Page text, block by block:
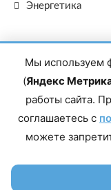
Энергетика
Главный редактор
редакции: 8(988)-
Дагестан, г.
Копирование и
цитирование возможно
Мы используем
(Яндекс
работы сайта.
соглашаетесь с
можете